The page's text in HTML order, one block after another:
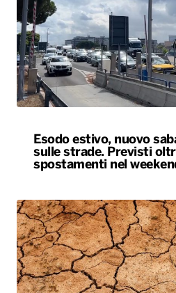
Esodo estivo, nuovo
sulle strade. Previsti
spostamenti nel